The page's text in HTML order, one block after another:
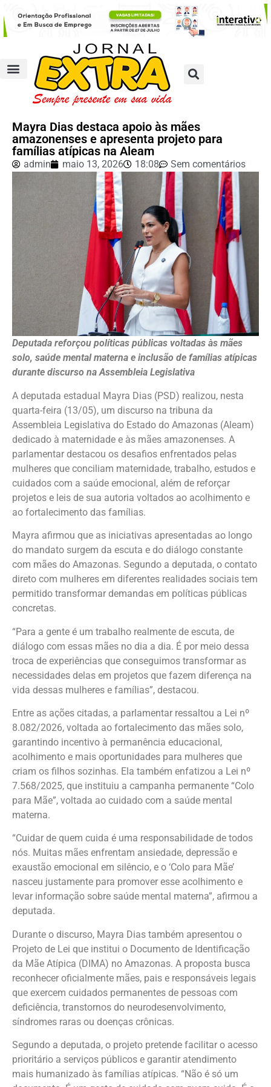
Mayra Dias destaca apoio às mães
amazonenses e apresenta projeto para
famílias atípicas na Aleam
admin maio 13, 2026 18:08 Sem comentários
Deputada reforçou políticas públicas voltadas às mães
solo, saúde mental materna e inclusão de famílias atípicas
durante discurso na Assembleia Legislativa
A deputada estadual Mayra Dias (PSD) realizou, nesta
quarta-feira (13/05), um discurso na tribuna da
Assembleia Legislativa do Estado do Amazonas (Aleam)
dedicado à maternidade e às mães amazonenses. A
parlamentar destacou os desafios enfrentados pelas
mulheres que conciliam maternidade, trabalho, estudos e
cuidados com a saúde emocional, além de reforçar
projetos e leis de sua autoria voltados ao acolhimento e
ao fortalecimento das famílias.
Mayra afirmou que as iniciativas apresentadas ao longo
do mandato surgem da escuta e do diálogo constante
com mães do Amazonas. Segundo a deputada, o contato
direto com mulheres em diferentes realidades sociais tem
permitido transformar demandas em políticas públicas
concretas.
“Para a gente é um trabalho realmente de escuta, de
diálogo com essas mães no dia a dia. É por meio dessa
troca de experiências que conseguimos transformar as
necessidades delas em projetos que fazem diferença na
vida dessas mulheres e famílias”, destacou.
Entre as ações citadas, a parlamentar ressaltou a Lei nº
8.082/2026, voltada ao fortalecimento das mães solo,
garantindo incentivo à permanência educacional,
acolhimento e mais oportunidades para mulheres que
criam os filhos sozinhas. Ela também enfatizou a Lei nº
7.568/2025, que instituiu a campanha permanente “Colo
para Mãe”, voltada ao cuidado com a saúde mental
materna.
“Cuidar de quem cuida é uma responsabilidade de todos
nós. Muitas mães enfrentam ansiedade, depressão e
exaustão emocional em silêncio, e o ‘Colo para Mãe’
nasceu justamente para promover esse acolhimento e
levar informação sobre saúde mental materna”, afirmou a
deputada.
Durante o discurso, Mayra Dias também apresentou o
Projeto de Lei que institui o Documento de Identificação
da Mãe Atípica (DIMA) no Amazonas. A proposta busca
reconhecer oficialmente mães, pais e responsáveis legais
que exercem cuidados permanentes de pessoas com
deficiência, transtornos do neurodesenvolvimento,
síndromes raras ou doenças crônicas.
Segundo a deputada, o projeto pretende facilitar o acesso
prioritário a serviços públicos e garantir atendimento
mais humanizado às famílias atípicas. “Não é só um